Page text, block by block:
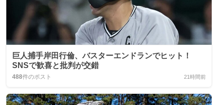
巨人捕手岸田行倫、バスターエンドランでヒット！
SNSで歓喜と批判が交錯
488件のポスト 21時間前